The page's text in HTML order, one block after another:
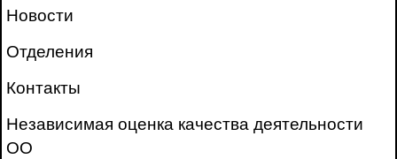
Новости
Отделения
Контакты
Независимая оценка качества деятельности
ОО